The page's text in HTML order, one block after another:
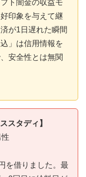
ト闇金の収益モ
印象を与えて継
が1日遅れた瞬間
」は信用情報を
安全性とは無関
スタディ】
を借りました。最